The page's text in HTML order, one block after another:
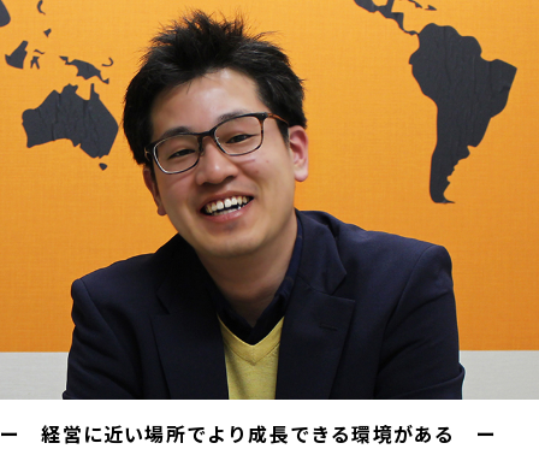
ー 経営に近い場所でより成長できる環境がある ー